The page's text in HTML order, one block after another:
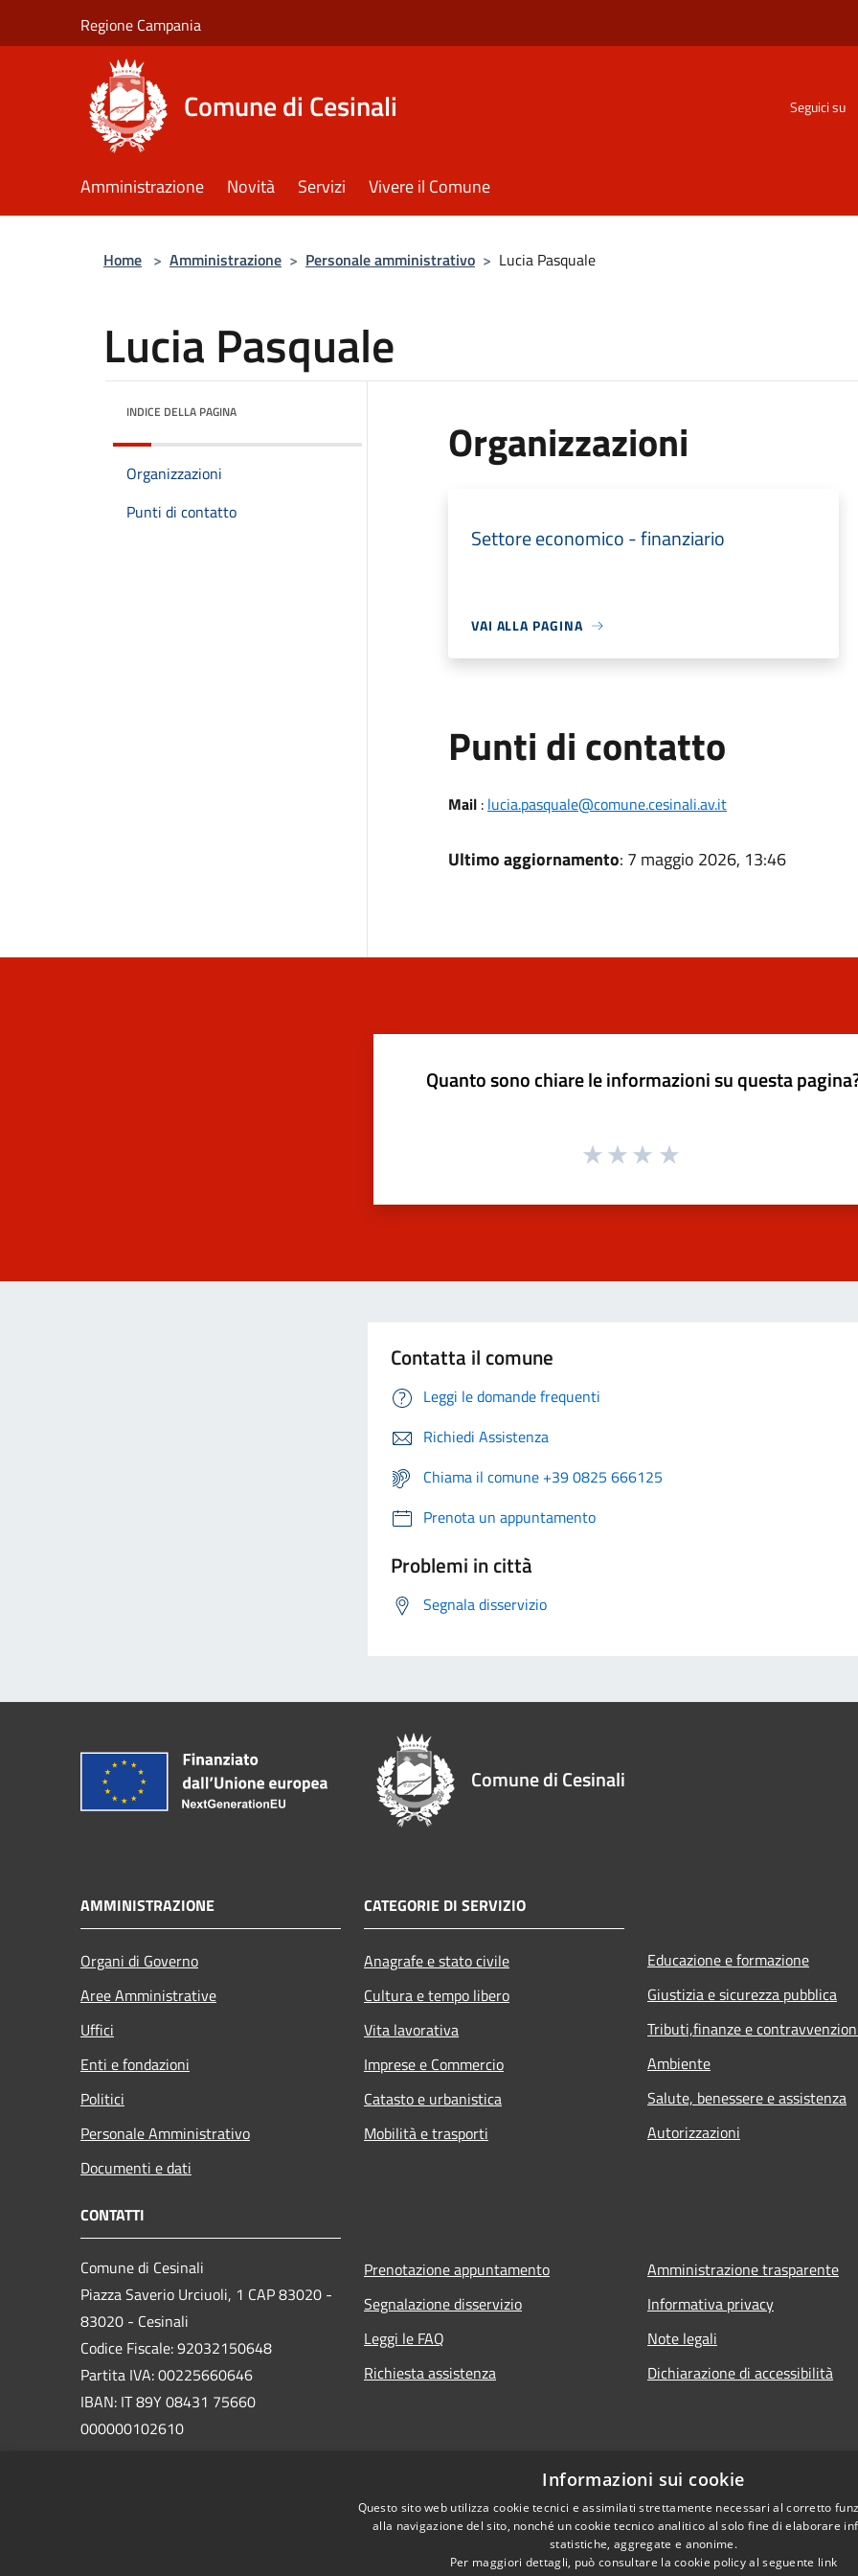
Regione Campania
Comune di Cesinali Seguici su
Amministrazione Novità Servizi Vivere il Comune
Home > Amministrazione > Personale amministrativo > Lucia Pasquale
Lucia Pasquale
INDICE DELLA PAGINA
Organizzazioni
Punti di contatto
Organizzazioni
Settore economico - finanziario
VAI ALLA PAGINA
Punti di contatto
Mail: lucia.pasquale@comune.cesinali.av.it
Ultimo aggiornamento: 7 maggio 2026, 13:46
Quanto sono chiare le informazioni su questa
Contatta il comune
Leggi le domande frequenti
Richiedi Assistenza
Chiama il comune +39 0825 666125
Prenota un appuntamento
Problemi in città
Segnala disservizio
Comune di Cesinali
AMMINISTRAZIONE
Organi di Governo
Aree Amministrative
Uffici
Enti e fondazioni
Politici
Personale Amministrativo
Documenti e dati
CATEGORIE DI SERVIZIO
Anagrafe e stato civile
Cultura e tempo libero
Vita lavorativa
Imprese e Commercio
Catasto e urbanistica
Mobilità e trasporti
Educazione e formazione
Giustizia e sicurezza pubblica
Tributi,finanze e
Ambiente
Salute, benessere e assistenza
Autorizzazioni
CONTATTI
Comune di Cesinali
Piazza Saverio Urciuoli, 1 CAP 83020 -
83020 - Cesinali
Codice Fiscale: 92032150648
Partita IVA: 00225660646
IBAN: IT 89Y 08431 75660
000000102610
Prenotazione appuntamento
Segnalazione disservizio
Leggi le FAQ
Richiesta assistenza
Amministrazione trasparente
Informativa privacy
Note legali
Dichiarazione di accessibilità
Informazioni sui cookie
Questo sito web utilizza cookie tecnici e assimilati strettamente necessari al corretto
alla navigazione del sito, nonché un cookie tecnico analitico al solo fine di elaborare
statistiche, aggregate e anonime.
Per maggiori dettagli, può consultare la cookie policy al seguente link